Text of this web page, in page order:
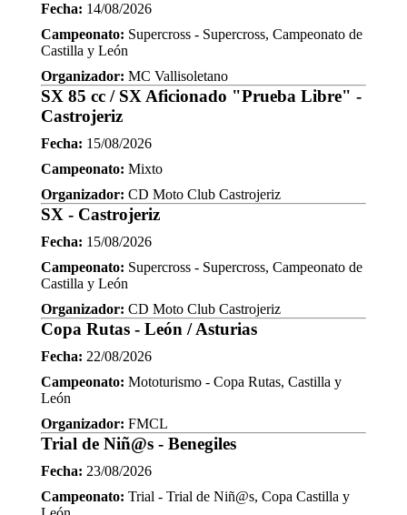
Fecha: 14/08/2026
Campeonato: Supercross - Supercross, Campeonato de
Castilla y León
Organizador: MC Vallisoletano
SX 85 cc / SX Aficionado "Prueba Libre" -
Castrojeriz
Fecha: 15/08/2026
Campeonato: Mixto
Organizador: CD Moto Club Castrojeriz
SX - Castrojeriz
Fecha: 15/08/2026
Campeonato: Supercross - Supercross, Campeonato de
Castilla y León
Organizador: CD Moto Club Castrojeriz
Copa Rutas - León / Asturias
Fecha: 22/08/2026
Campeonato: Mototurismo - Copa Rutas, Castilla y
León
Organizador: FMCL
Trial de Niñ@s - Benegiles
Fecha: 23/08/2026
Campeonato: Trial - Trial de Niñ@s, Copa Castilla y